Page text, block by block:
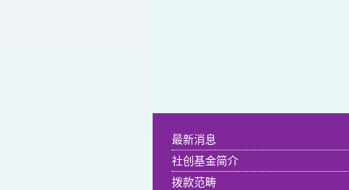
最新消息
社创基金简介
拨款范畴